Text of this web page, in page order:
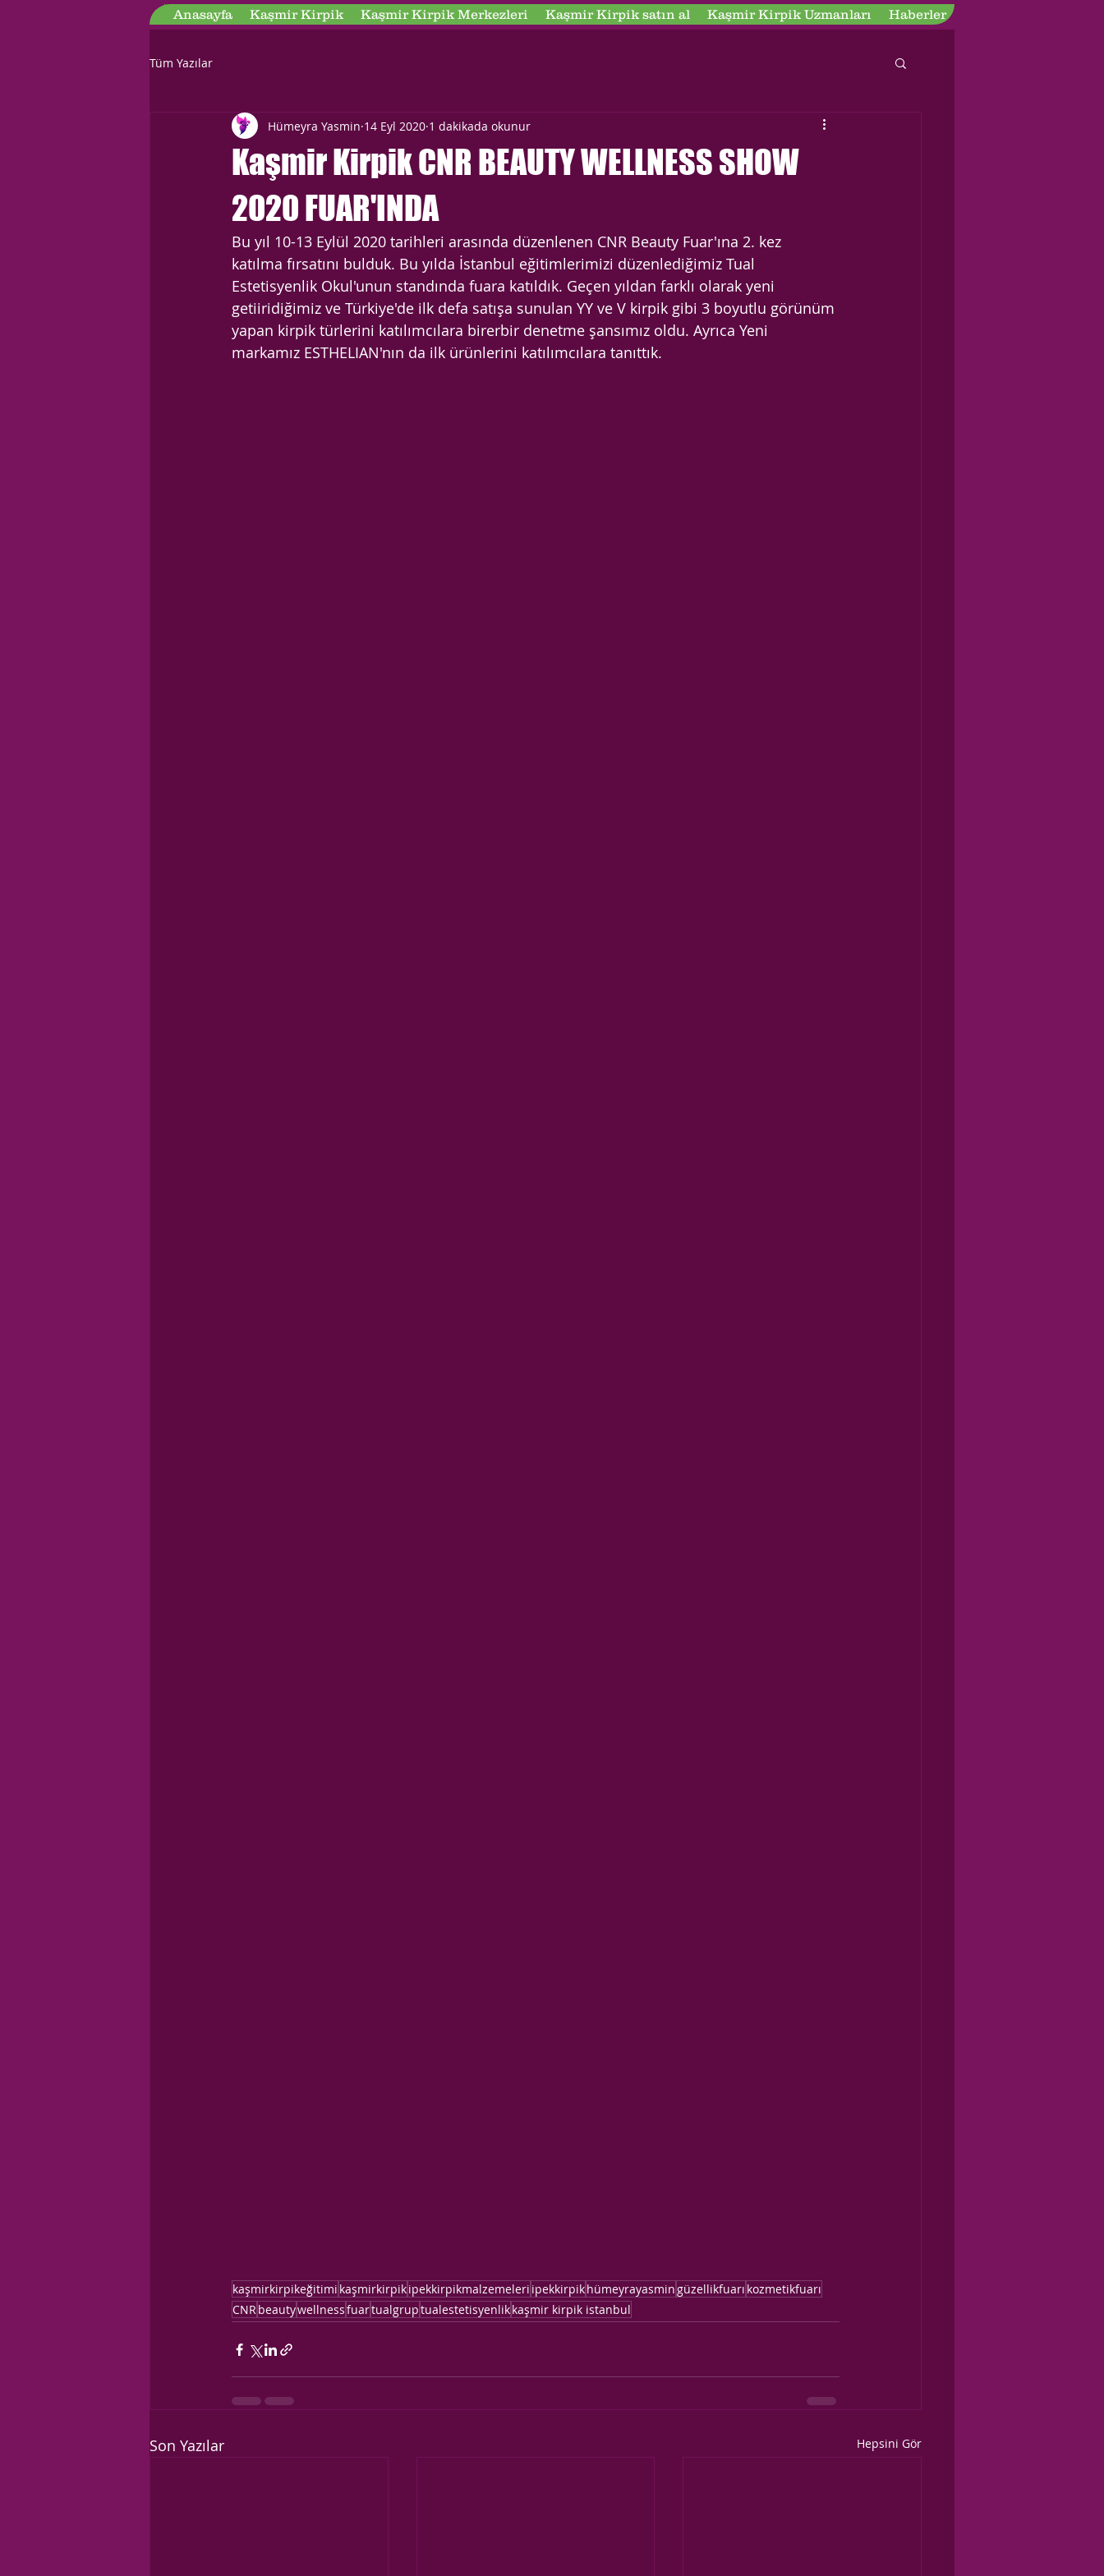
Anasayfa Kaşmir Kirpik Kaşmir Kirpik Merkezleri Kaşmir Kirpik satın al Kaşmir Kirpik Uzmanları Haberler
Tüm Yazılar
Kaşmir Kirpik CNR BEAUTY WELLNESS SHOW
2020 FUAR'INDA
Hümeyra Yasmin 14 Eyl 2020 1 dakikada okunur
Bu yıl 10-13 Eylül 2020 tarihleri arasında düzenlenen CNR Beauty Fuar'ına 2. kez
katılma fırsatını bulduk. Bu yılda İstanbul eğitimlerimizi düzenlediğimiz Tual
Estetisyenlik Okul'unun standında fuara katıldık. Geçen yıldan farklı olarak yeni
getiiridiğimiz ve Türkiye'de ilk defa satışa sunulan YY ve V kirpik gibi 3 boyutlu görünüm
yapan kirpik türlerini katılımcılara birerbir denetme şansımız oldu. Ayrıca Yeni
markamız ESTHELIAN'nın da ilk ürünlerini katılımcılara tanıttık.
kaşmirkirpikeğitimi kaşmirkirpikipekkirpikmalzemeleri ipekkirpikhümeyrayasmingüzellikfuarı kozmetikfuarı
CNRbeautywellnessfuartualgruptualestetisyenlikkaşmir kirpik istanbul
Son Yazılar Hepsini Gör